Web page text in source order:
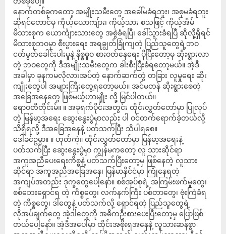
နောက်တစ်ခုကတော့ အမျိုးသမီးတွေ အခေါ်မခံရဘူး၊ အစုမခံရဘူး
ဆိုရင်တောင်မှ ကိုယ့်ယောကျ်ား၊ ကိုယ့်သား စသဖြင့် ကိုယ့်အိမ်
မိသားစုက ယောင်္ကျားသားတွေ အစွဲခံရပြီ၊ ခေါ်သွားခံရပြီ ဆိုလို့ရှိရင်
မိသားစုဘဝမှာ စီးပွားရေး အရချွတ်ခြုံကျတဲ့ ပြည်သူတွေရဲ့ဘဝ
ငတ်မွတ်ခေါင်းပါးမှုနဲ့ နိစ္စဓူဝ စားဝတ်နေရေး ပိုပြီးတော့မှ ဆိုးရွားလာ
တဲ့ ဘဝတွေကို ဒီအမျိုးသမီးတွေက ခါးစီးပြီးခံရတော့မယ်။ အဲ့ဒီ
အခါမှာ ခုနကမလိုလားအပ်တဲ့ နောက်ဆက်တွဲ တခြား လူမှုရေး ဆိုး
ကျိုးတွေပါ အများကြီးတွေ့ရတော့မယ်။ အင်မတန် ဆိုးရွားစေတဲ့
အခြေအနေတွေ ဖြစ်မယ့်ဟာမျိုး လို့ မြင်ပါတယ်။
ဧရာဝတီတိုင်းမ်။ ။ အခုရက်ပိုင်းအတွင်း ထိုင်းလွှတ်တော်မှာ ပြုလုပ်
တဲ့ မြန်မာ့အရေး ဆွေးနွေးပွဲမှာလည်း ပါ ဝင်တက်ရောက်ခဲ့တယ်လို့
သိရှိရလို့ ဒီအခြေအနေနဲ့ ပတ်သက်ပြီး သိပါရစေ။
ဒေါ်ခင်ဥမ္မာ။ ။ ဟုတ်ကဲ့။ ထိုင်းလွှတ်တော်မှာ မြန်မာ့အရေးနဲ့
ပတ်သက်ပြီး ဆွေးနွေးပွဲမှာ ကျွန်မကတော့ လူ သားဆိုင်ရာ
အကူအညီပေးရေးကိစ္စနဲ့ ပတ်သက်ပြီးတော့မှ ဖြစ်နေတဲ့ လူသား
ဆိုင်ရာ အကူအညီအခြေအနေ၊ မြန်မာနိုင်ငံမှာ ကြုံနေရတဲ့
အကျပ်အတည်း ဒုက္ခတွေပေါ့နော်။ စစ်အုပ်စုရဲ့ အကြမ်းဖက်မှုတွေ၊
စစ်ဘေးရှောင်ရ တဲ့ ကိစ္စတွေ၊ လက်နက်ကြီး ပစ်တာတွေ၊ ဗုံးကြဲခံရ
တဲ့ ကိစ္စတွေ၊ ဒါတွေနဲ့ ပတ်သက်လို့ ရှောင်ရတဲ့ ပြည်သူတွေရဲ့
လိုအပ်ချက်တွေ အဲ့ဒါတွေကို အဓိကဦးစားပေးပြီးတော့မှ ပြောဖြစ်
တယ်ပေါ့နော်။ အဲ့ဒီအပေါ်မှာ ထိုင်းအစိုးရအနေနဲ့ လူသားဆန်စွာ